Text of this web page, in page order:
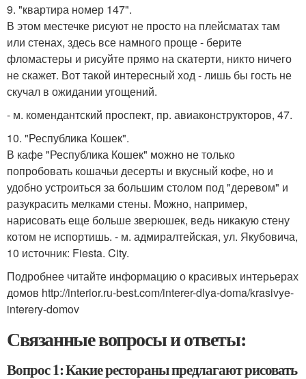
9. "квартира номер 147".
В этом местечке рисуют не просто на плейсматах там
или стенах, здесь все намного проще - берите
фломастеры и рисуйте прямо на скатерти, никто ничего
не скажет. Вот такой интересный ход - лишь бы гость не
скучал в ожидании угощений.
- м. комендантский проспект, пр. авиаконструкторов, 47.
10. "Республика Кошек".
В кафе "Республика Кошек" можно не только
попробовать кошачьи десерты и вкусный кофе, но и
удобно устроиться за большим столом под "деревом" и
разукрасить мелками стены. Можно, например,
нарисовать еще больше зверюшек, ведь никакую стену
котом не испортишь. - м. адмиралтейская, ул. Якубовича,
10 источник: Fiesta. City.
Подробнее читайте информацию о красивых интерьерах
домов http://interior.ru-best.com/interer-dlya-doma/krasivye-
interery-domov
Связанные вопросы и ответы:
Вопрос 1: Какие рестораны предлагают рисовать